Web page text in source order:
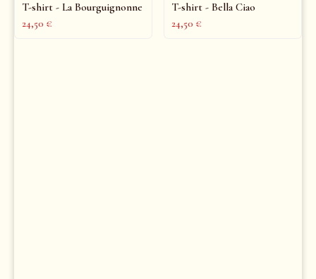
T-shirt - La Bourguignonne
24,50 €
T-shirt - Bella Ciao
24,50 €